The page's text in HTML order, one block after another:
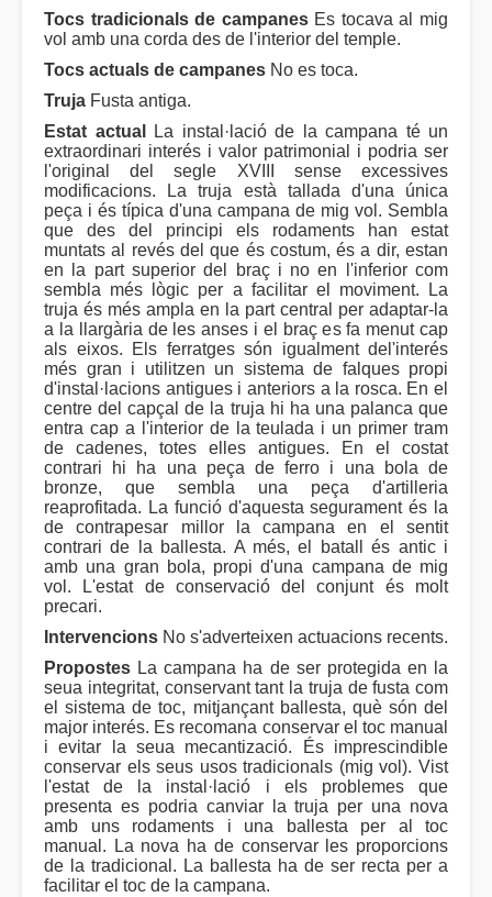
Tocs tradicionals de campanesEs tocava al mig
vol amb una corda des de l'interior del temple.
Tocs actuals de campanes No es toca.
Truja Fusta antiga.
Estat actual
La instal·lació de la campana té un
extraordinari interés i valor patrimonial i podria ser
l'original del segle XVIII sense excessives
modificacions. La truja està tallada d'una única
peça i és típica d'una campana de mig vol. Sembla
que des del principi els rodaments han estat
muntats al revés del que és costum, és a dir, estan
en la part superior del braç i no en l'inferior com
sembla més lògic per a facilitar el moviment. La
truja és més ampla en la part central per adaptar-la
a la llargària de les anses i el braç es fa menut cap
als eixos. Els ferratges són igualment del'interés
més gran i utilitzen un sistema de falques propi
d'instal·lacions antigues i anteriors a la rosca. En el
centre del capçal de la truja hi ha una palanca que
entra cap a l'interior de la teulada i un primer tram
de cadenes, totes elles antigues. En el costat
contrari hi ha una peça de ferro i una bola de
bronze, que sembla una peça d'artilleria
reaprofitada. La funció d'aquesta segurament és la
de contrapesar millor la campana en el sentit
contrari de la ballesta. A més, el batall és antic i
amb una gran bola, propi d'una campana de mig
vol. L'estat de conservació del conjunt és molt
precari.
Intervencions No s'adverteixen actuacions recents.
Propostes La campana ha de ser protegida en la
seua integritat, conservant tant la truja de fusta com
el sistema de toc, mitjançant ballesta, què són del
major interés. Es recomana conservar el toc manual
i evitar la seua mecantizació. És imprescindible
conservar els seus usos tradicionals (mig vol). Vist
l'estat de la instal·lació i els problemes que
presenta es podria canviar la truja per una nova
amb uns rodaments i una ballesta per al toc
manual. La nova ha de conservar les proporcions
de la tradicional. La ballesta ha de ser recta per a
facilitar el toc de la campana.